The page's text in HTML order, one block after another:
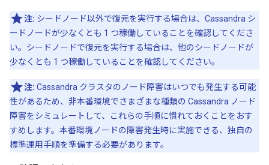
注: シードノード以外で復元を実行する場合は、Cassandra シ
ードノードが少なくとも 1 つ稼働していることを確認してくださ
い。シードノードで復元を実行する場合は、他のシードノードが
少なくとも 1 つ稼働していることを確認してください。
注: Cassandra クラスタのノード障害はいつでも発生する可能
性があるため、非本番環境でさまざまな種類の Cassandra ノード
障害をシミュレートして、これらの手順に慣れておくことをおす
すめします。本番環境ノードの障害発生時に実施できる、独自の
標準運用手順を準備する必要があります。